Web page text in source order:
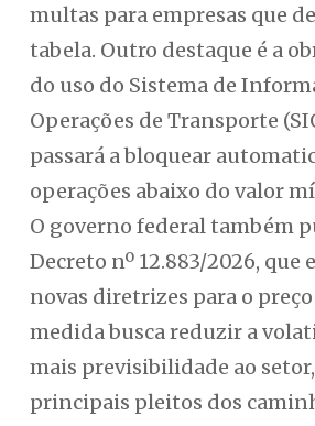
multas para empresas que
tabela. Outro destaque é a
do uso do Sistema de
Operações de Transporte
passará a bloquear
operações abaixo do valor
O governo federal também
Decreto nº 12.883/2026, que
novas diretrizes para o
medida busca reduzir a
mais previsibilidade ao
principais pleitos dos